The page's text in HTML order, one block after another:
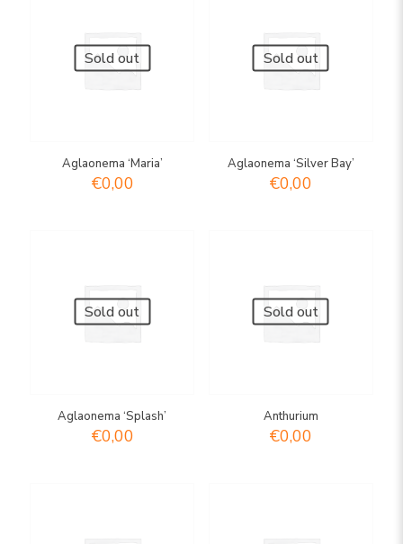
Sold out
Aglaonema ‘Maria’
€0,00
Sold out
Aglaonema ‘Silver Bay’
€0,00
Sold out
Aglaonema ‘Splash’
€0,00
Sold out
Anthurium
€0,00